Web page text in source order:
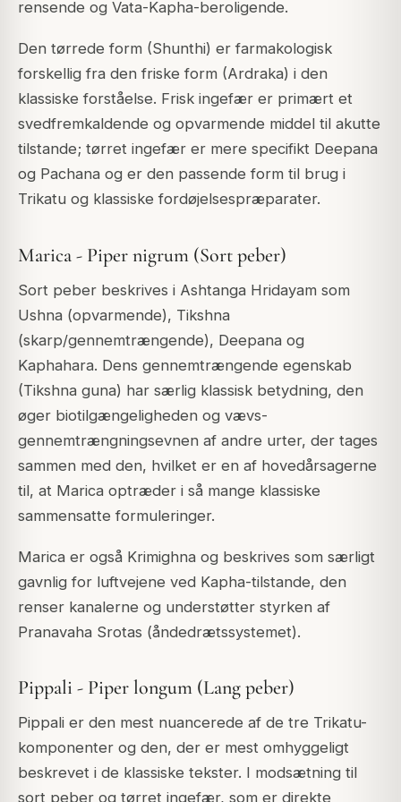
rensende og Vata-Kapha-beroligende.
Den tørrede form (Shunthi) er farmakologisk
forskellig fra den friske form (Ardraka) i den
klassiske forståelse. Frisk ingefær er primært et
svedfremkaldende og opvarmende middel til akutte
tilstande; tørret ingefær er mere specifikt Deepana
og Pachana og er den passende form til brug i
Trikatu og klassiske fordøjelsespræparater.
Marica - Piper nigrum (Sort peber)
Sort peber beskrives i Ashtanga Hridayam som
Ushna (opvarmende), Tikshna
(skarp/gennemtrængende), Deepana og
Kaphahara. Dens gennemtrængende egenskab
(Tikshna guna) har særlig klassisk betydning, den
øger biotilgængeligheden og vævs-
gennemtrængningsevnen af andre urter, der tages
sammen med den, hvilket er en af hovedårsagerne
til, at Marica optræder i så mange klassiske
sammensatte formuleringer.
Marica er også Krimighna og beskrives som særligt
gavnlig for luftvejene ved Kapha-tilstande, den
renser kanalerne og understøtter styrken af
Pranavaha Srotas (åndedrætssystemet).
Pippali - Piper longum (Lang peber)
Pippali er den mest nuancerede af de tre Trikatu-
komponenter og den, der er mest omhyggeligt
beskrevet i de klassiske tekster. I modsætning til
sort peber og tørret ingefær, som er direkte